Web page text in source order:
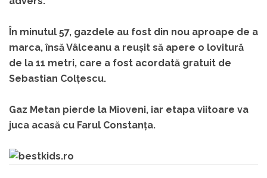
În minutul 57, gazdele au fost din nou aproape de a
marca, însă Vâlceanu a reușit să apere o lovitură
de la 11 metri, care a fost acordată gratuit de
Sebastian Colțescu.
Gaz Metan pierde la Mioveni, iar etapa viitoare va
juca acasă cu Farul Constanța.